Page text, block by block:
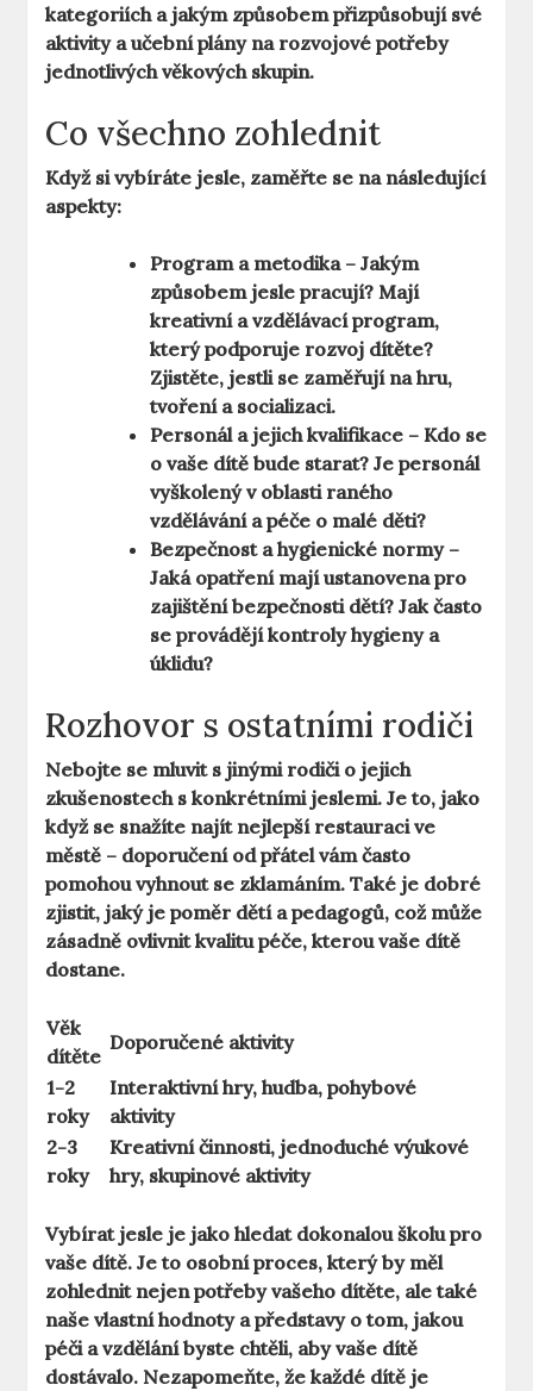
kategoriích a jakým způsobem přizpůsobují své
aktivity a učební plány na rozvojové potřeby
jednotlivých věkových skupin.
Co všechno zohlednit
Když si vybíráte jesle, zaměřte se na následující
aspekty:
Program a metodika– Jakým
způsobem jesle pracují? Mají
kreativní a vzdělávací program,
který podporuje rozvoj dítěte?
Zjistěte, jestli se zaměřují na hru,
tvoření a socializaci.
Personál a jejich kvalifikace – Kdo se
o vaše dítě bude starat? Je personál
vyškolený v oblasti raného
vzdělávání a péče o malé děti?
Bezpečnost a hygienické normy–
Jaká opatření mají ustanovena pro
zajištění bezpečnosti dětí? Jak často
se provádějí kontroly hygieny a
úklidu?
Rozhovor s ostatními rodiči
Nebojte se mluvit s jinými rodiči o jejich
zkušenostech s konkrétními jeslemi. Je to, jako
když se snažíte najít nejlepší restauraci ve
městě – doporučení od přátel vám často
pomohou vyhnout se zklamáním. Také je dobré
zjistit, jaký je poměr dětí a pedagogů, což může
zásadně ovlivnit kvalitu péče, kterou vaše dítě
dostane.
Věk
dítěte
Doporučené aktivity
1-2
roky
Interaktivní hry, hudba, pohybové
aktivity
2-3
roky
Kreativní činnosti, jednoduché výukové
hry, skupinové aktivity
Vybírat jesle je jako hledat dokonalou školu pro
vaše dítě. Je to osobní proces, který by měl
zohlednit nejen potřeby vašeho dítěte, ale také
naše vlastní hodnoty a představy o tom, jakou
péči a vzdělání byste chtěli, aby vaše dítě
dostávalo. Nezapomeňte, že každé dítě je